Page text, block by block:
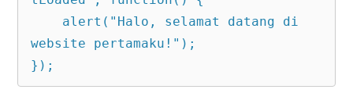
website pertamaku!");
});